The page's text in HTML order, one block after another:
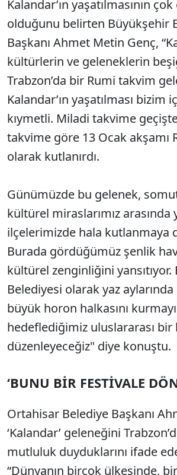
Kalandar’ın yaşatılmasının
olduğunu belirten Büyükşehir
Başkanı Ahmet Metin Genç,
kültürlerin ve geleneklerin
Trabzon’da bir Rumi takvim
Kalandar’ın yaşatılması bizim
kıymetli. Miladi takvime
takvime göre 13 Ocak akşamı
olarak kutlanırdı.
Günümüzde bu gelenek,
kültürel miraslarımız arasında
ilçelerimizde hala kutlanmaya
Burada gördüğümüz şenlik
kültürel zenginliğini
Belediyesi olarak yaz aylarında
büyük horon halkasını kurmayı
hedeflediğimiz uluslararası
düzenleyeceğiz" diye konuştu.
‘BUNU BİR FESTİVALE
Ortahisar Belediye Başkanı
‘Kalandar’ geleneğini
mutluluk duyduklarını ifade
“Dünyanın birçok ülkesinde,